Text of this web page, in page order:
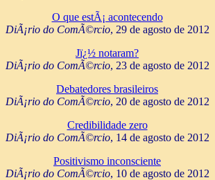
O que estÃ¡ acontecendo
DiÃ¡rio do ComÃ©rcio, 29 de agosto de 2012
Jï¿½ notaram?
DiÃ¡rio do ComÃ©rcio, 23 de agosto de 2012
Debatedores brasileiros
DiÃ¡rio do ComÃ©rcio, 20 de agosto de 2012
Credibilidade zero
DiÃ¡rio do ComÃ©rcio, 14 de agosto de 2012
Positivismo inconsciente
DiÃ¡rio do ComÃ©rcio, 10 de agosto de 2012